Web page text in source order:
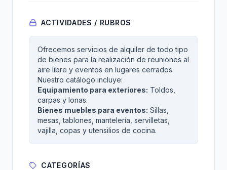
ACTIVIDADES / RUBROS
Ofrecemos servicios de alquiler de todo tipo
de bienes para la realización de reuniones al
aire libre y eventos en lugares cerrados.
Nuestro catálogo incluye:
Equipamiento para exteriores: Toldos,
carpas y lonas.
Bienes muebles para eventos: Sillas,
mesas, tablones, mantelería, servilletas,
vajilla, copas y utensilios de cocina.
CATEGORÍAS